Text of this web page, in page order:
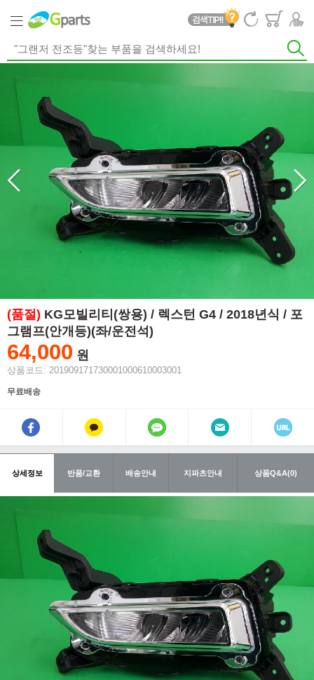
(품절) KG모빌리티(쌍용) / 렉스턴 G4 / 2018년식 / 포
그램프(안개등)(좌/운전석)
64,000 원
상품코드: 201909171730001000610003001
무료배송
상세정보 반품/교환 배송안내 지파츠안내 상품Q&A(0)